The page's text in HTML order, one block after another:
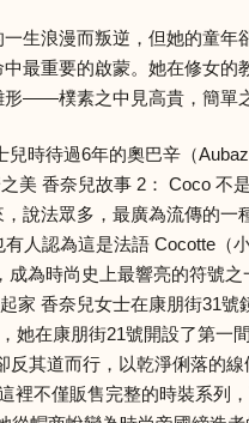
生浪漫而叛逆，但她的童年
最重要的啟蒙。她在修女
形——樸素之中見高貴，簡單